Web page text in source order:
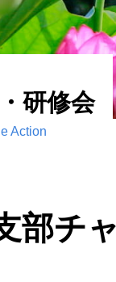
研修会
Action
部チ